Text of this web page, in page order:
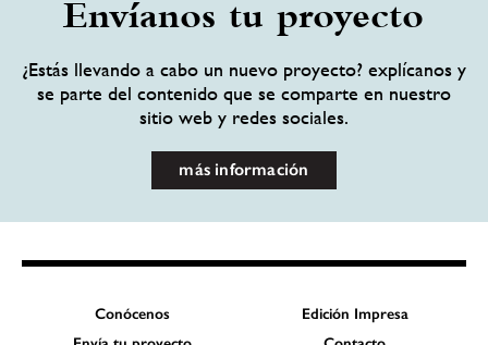
Envíanos tu proyecto
¿Estás llevando a cabo un nuevo proyecto? explícanos y
se parte del contenido que se comparte en nuestro
sitio web y redes sociales.
más información
Conócenos
Edición Impresa